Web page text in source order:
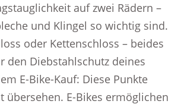
auf zwei Rädern –
und Klingel so wichtig sind.
oder Kettenschloss – beides
den Diebstahlschutz deines
E-Bike-Kauf: Diese Punkte
übersehen. E-Bikes ermöglichen